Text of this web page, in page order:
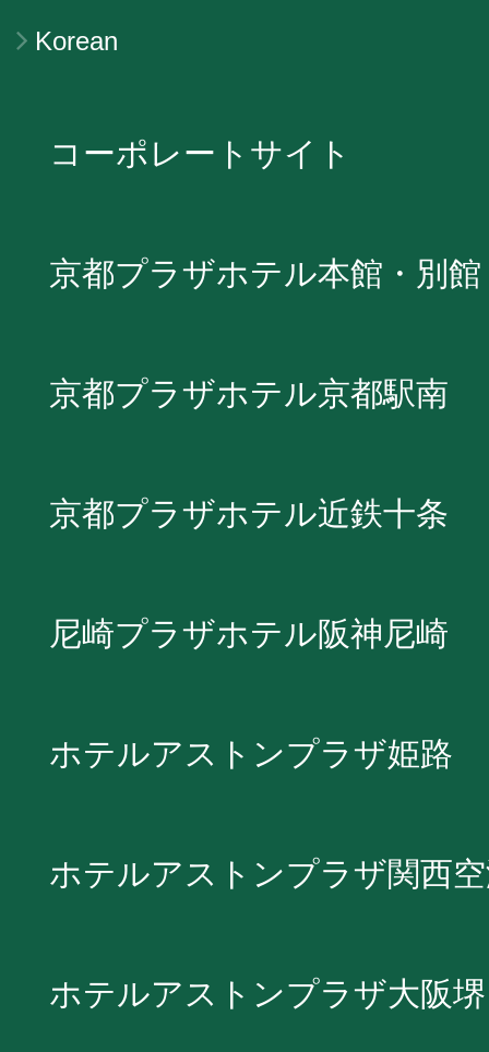
Korean
コーポレートサイト
京都プラザホテル本館・別館
京都プラザホテル京都駅南
京都プラザホテル近鉄十条
尼崎プラザホテル阪神尼崎
ホテルアストンプラザ姫路
ホテルアストンプラザ関西
ホテルアストンプラザ大阪堺